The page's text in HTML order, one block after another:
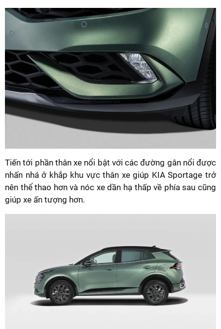
Tiến tới phần thân xe nổi bật với các đường gân nổi được
nhấn nhá ở khắp khu vực thân xe giúp KIA Sportage trở
nên thể thao hơn và nóc xe dần hạ thấp về phía sau cũng
giúp xe ấn tượng hơn.